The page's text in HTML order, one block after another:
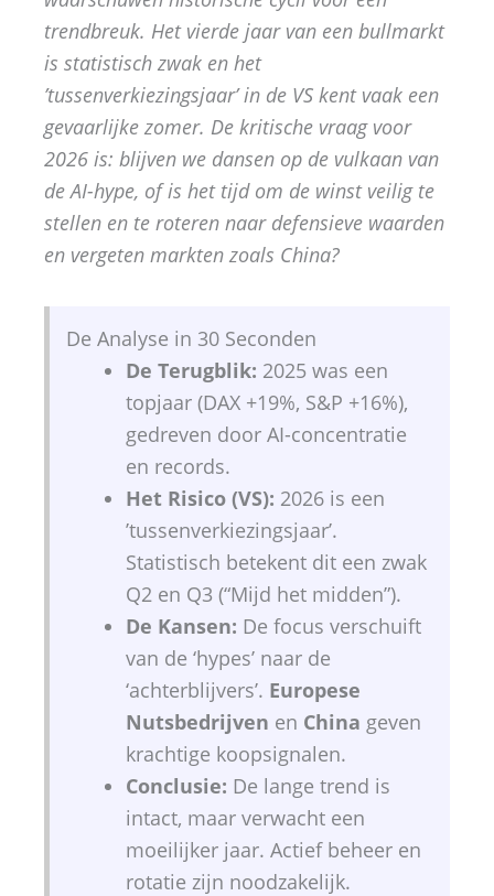
trendbreuk. Het vierde jaar van een bullmarkt
is statistisch zwak en het
’tussenverkiezingsjaar’ in de VS kent vaak een
gevaarlijke zomer. De kritische vraag voor
2026 is: blijven we dansen op de vulkaan van
de AI-hype, of is het tijd om de winst veilig te
stellen en te roteren naar defensieve waarden
en vergeten markten zoals China?
De Analyse in 30 Seconden
De Terugblik: 2025 was een
topjaar (DAX +19%, S&P +16%),
gedreven door AI-concentratie
en records.
Het Risico (VS): 2026 is een
’tussenverkiezingsjaar’.
Statistisch betekent dit een zwak
Q2 en Q3 (“Mijd het midden”).
De Kansen: De focus verschuift
van de ‘hypes’ naar de
‘achterblijvers’. Europese
Nutsbedrijven en China geven
krachtige koopsignalen.
Conclusie: De lange trend is
intact, maar verwacht een
moeilijker jaar. Actief beheer en
rotatie zijn noodzakelijk.